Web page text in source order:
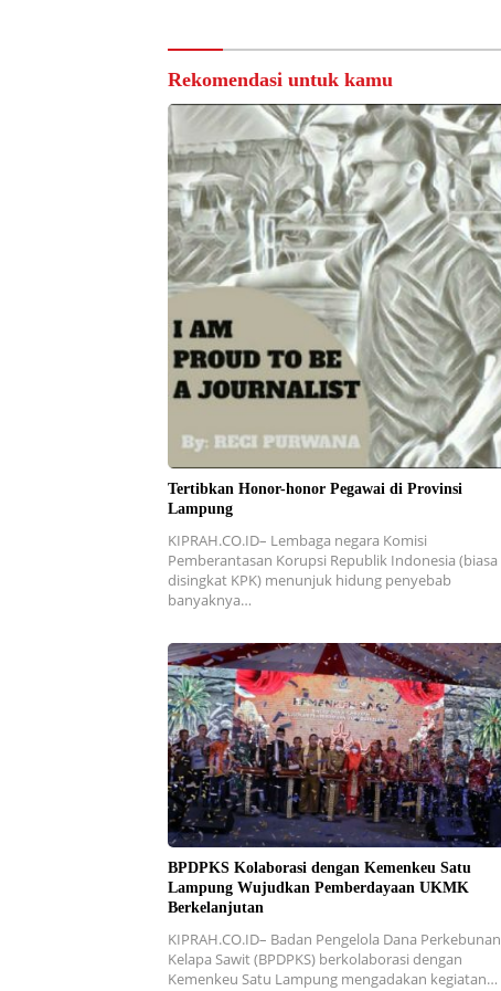
Rekomendasi untuk kamu
Tertibkan Honor-honor Pegawai di Provinsi
Lampung
KIPRAH.CO.ID– Lembaga negara Komisi
Pemberantasan Korupsi Republik Indonesia (biasa
disingkat KPK) menunjuk hidung penyebab
banyaknya…
BPDPKS Kolaborasi dengan Kemenkeu Satu
Lampung Wujudkan Pemberdayaan UKMK
Berkelanjutan
KIPRAH.CO.ID– Badan Pengelola Dana Perkebunan
Kelapa Sawit (BPDPKS) berkolaborasi dengan
Kemenkeu Satu Lampung mengadakan kegiatan…